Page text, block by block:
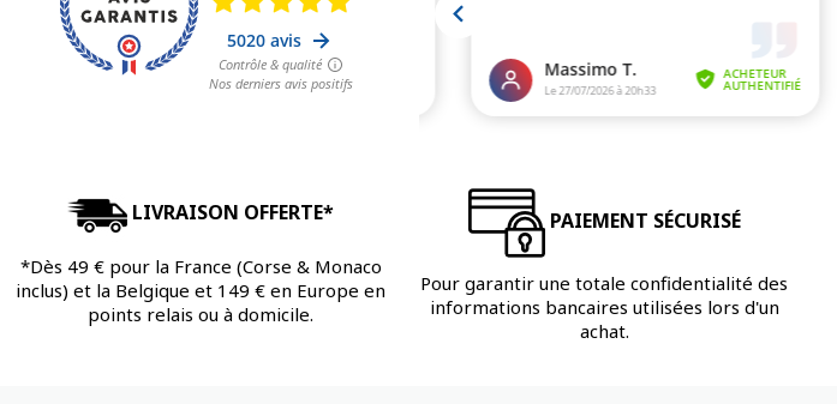
LIVRAISON OFFERTE*
*Dès 49 € pour la France (Corse & Monaco
inclus) et la Belgique et 149 € en Europe en
points relais ou à domicile.
PAIEMENT SÉCURISÉ
Pour garantir une totale confidentialité des
informations bancaires utilisées lors d'un
achat.